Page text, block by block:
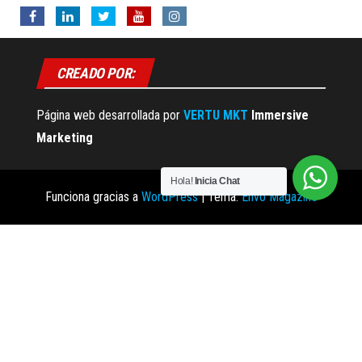
CREADO POR:
Página web desarrollada por VERTU MKT Immersive
Marketing
Funciona gracias a WordPress |Tema:Envo Magazine
Hola! Inicia Chat